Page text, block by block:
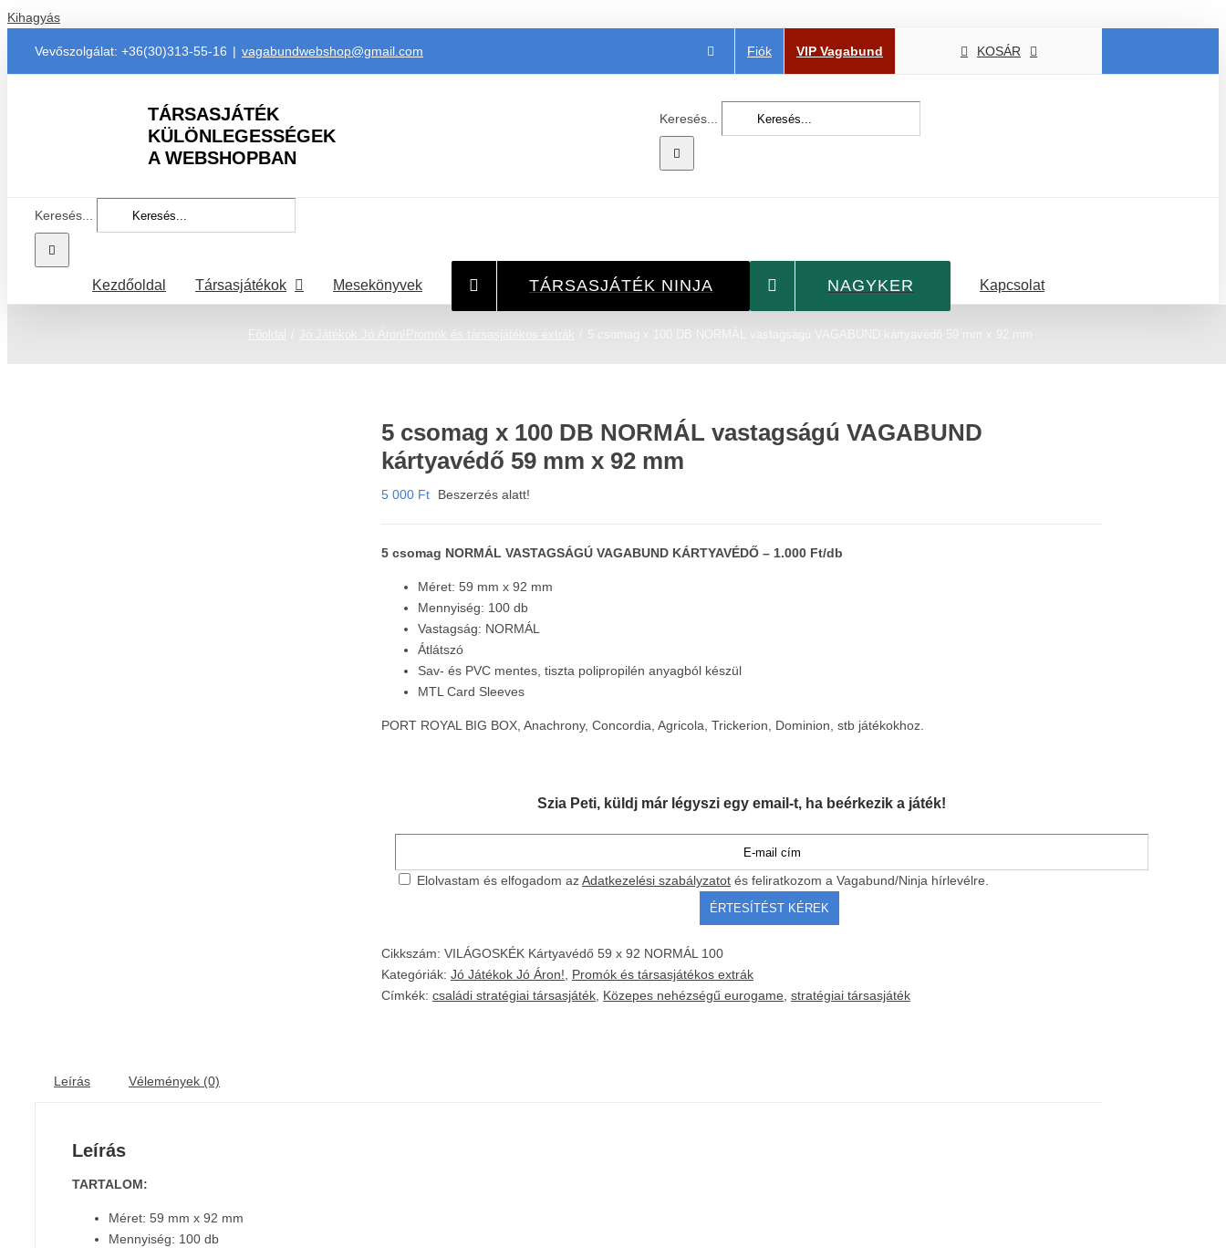
Kihagyás
Vevőszolgálat: +36(30)313-55-16 | vagabundwebshop@gmail.com Fiók VIP Vagabund KOSÁR
TÁRSASJÁTÉK
KÜLÖNLEGESSÉGEK
A WEBSHOPBAN
Keresés...
Keresés...
Kezdőoldal Társasjátékok Mesekönyvek TÁRSASJÁTÉK NINJA NAGYKER Kapcsolat
5 csomag x 100 DB NORMÁL vastagságú VAGABUND
kártyavédő 59 mm x 92 mm
5 000 Ft Beszerzés alatt!
5 csomag NORMÁL VASTAGSÁGÚ VAGABUND KÁRTYAVÉDŐ – 1.000 Ft/db
Méret: 59 mm x 92 mm
Mennyiség: 100 db
Vastagság: NORMÁL
Átlátszó
Sav- és PVC mentes, tiszta polipropilén anyagból készül
MTL Card Sleeves
PORT ROYAL BIG BOX, Anachrony, Concordia, Agricola, Trickerion, Dominion, stb játékokhoz.
Szia Peti, küldj már légyszi egy email-t, ha beérkezik a játék!
Elolvastam és elfogadom azAdatkezelési szabályzatot és feliratkozom a Vagabund/Ninja hírlevélre.
Cikkszám: VILÁGOSKÉK Kártyavédő 59 x 92 NORMÁL 100
Kategóriák: Jó Játékok Jó Áron!
Promók és társasjátékos extrák
Címkék: családi stratégiai társasjáték Közepes nehézségű eurogame stratégiai társasjáték
Leírás Vélemények (0)
Leírás
TARTALOM:
Méret: 59 mm x 92 mm
Mennyiség: 100 db